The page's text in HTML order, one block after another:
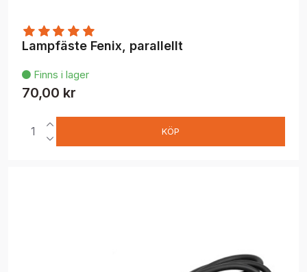
 Finns i lager
Lampfäste Fenix, parallellt
70,00 kr
KÖP